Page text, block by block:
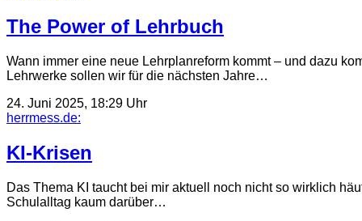
The Power of Lehrbuch
Wann immer eine neue Lehrplanreform kommt – und dazu
Lehrwerke sollen wir für die nächsten Jahre…
24. Juni 2025, 18:29 Uhr
herrmess.de:
KI-Krisen
Das Thema KI taucht bei mir aktuell noch nicht so wirklich
Schulalltag kaum darüber…